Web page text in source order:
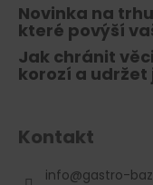
Novinka na
které povýší
Jak chránit
korozí a
Kontakt
info@gastro-